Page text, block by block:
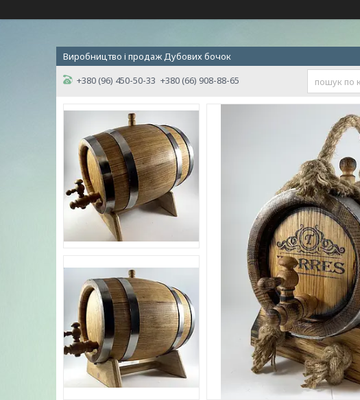
Виробництво і продаж Дубових бочок
+380 (96) 450-50-33 +380 (66) 908-88-65